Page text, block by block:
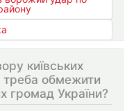
київських
треба обмежити
громад України?